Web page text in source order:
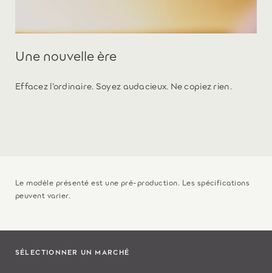
Une nouvelle ère
Effacez l’ordinaire. Soyez audacieux. Ne copiez rien.
Le modèle présenté est une pré-production. Les spécifications
peuvent varier.
SÉLECTIONNER UN MARCHÉ